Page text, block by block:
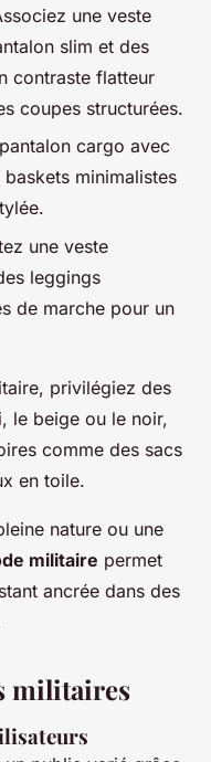
une veste
slim et des
contraste flatteur
coupes structurées.
cargo avec
minimalistes
une veste
leggings
de marche pour un
privilégiez des
le beige ou le noir,
comme des sacs
en toile.
nature ou une
militaire permet
ancrée dans des
militaires